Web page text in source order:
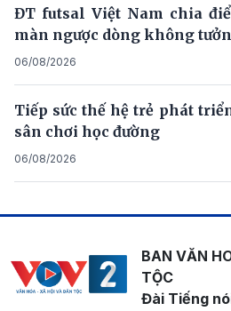
ĐT futsal Việt Nam chia
màn ngược dòng không
06/08/2026
Tiếp sức thế hệ trẻ phát
sân chơi học đường
06/08/2026
BAN VĂN
TỘC
Đài Tiếng